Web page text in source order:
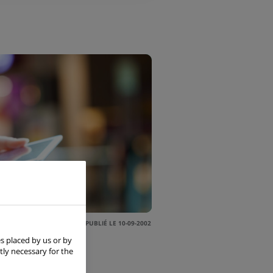
PUBLIÉ LE 10-09-2002
des
placed by us or by
necessary for the